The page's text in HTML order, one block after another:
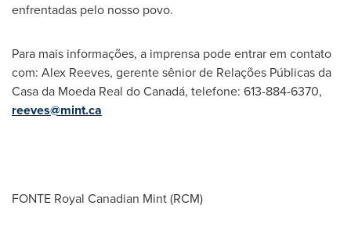
enfrentadas pelo nosso povo.
Para mais informações, a imprensa pode entrar em contato
com: Alex Reeves, gerente sênior de Relações Públicas da
Casa da Moeda Real do Canadá, telefone: 613-884-6370,
reeves@mint.ca
FONTE Royal Canadian Mint (RCM)